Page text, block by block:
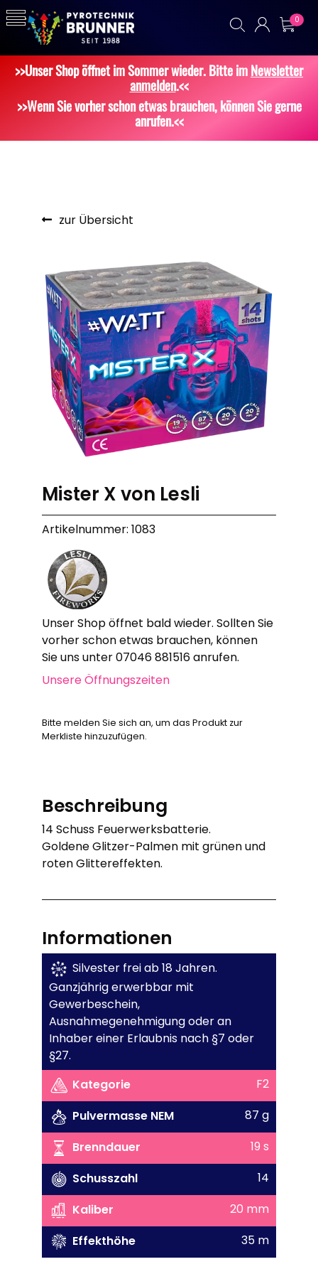
0
>>Unser Shop öffnet im Sommer wieder. Bitte imNewsletter
anmelden.<<
>>Wenn Sie vorher schon etwas brauchen, können Sie gerne
anrufen.<<
zur Übersicht
Mister X von Lesli
Artikelnummer: 1083
Unser Shop öffnet bald wieder. Sollten Sie
vorher schon etwas brauchen, können
Sie uns unter 07046 881516 anrufen.
Unsere Öffnungszeiten
Bitte melden Sie sich an, um das Produkt zur
Merkliste hinzuzufügen.
Beschreibung
14 Schuss Feuerwerksbatterie.
Goldene Glitzer-Palmen mit grünen und
roten Glittereffekten.
Informationen
Silvester frei ab 18 Jahren.
Ganzjährig erwerbbar mit
Gewerbeschein,
Ausnahmegenehmigung oder an
Inhaber einer Erlaubnis nach §7 oder
§27.
Kategorie
F2
Pulvermasse NEM
87 g
Brenndauer
19 s
Schusszahl
14
Kaliber
20 mm
Effekthöhe
35 m